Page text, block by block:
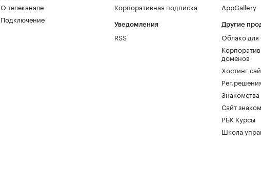
О телеканале
Подключение
Корпоративная подписка
Уведомления
RSS
AppGallery
Другие
Облако для
доменов
Хостинг
Знакомства
Сайт
РБК Курсы
Школа